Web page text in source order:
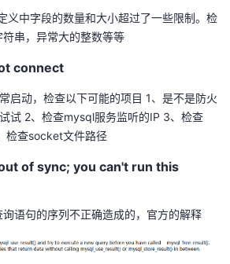
义中字段的数量和大小超过了一些限制。检
串，异常大的整数等等
connect
启动，检查以下可能的项目 1、是不是防火
试 2、检查mysql服务监听的IP 3、检查
检查socket文件路径
of sync; you can't run this
语句的序列不正确造成的，官方的解释